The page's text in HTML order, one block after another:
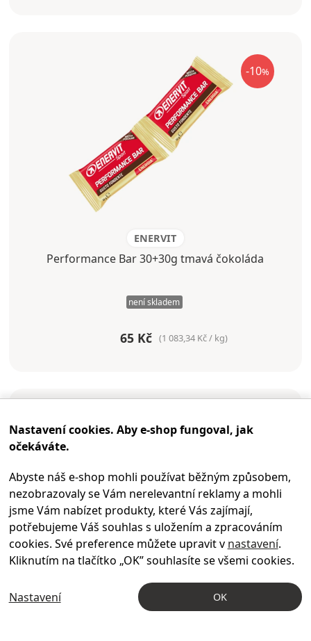
-10%
ENERVIT
Performance Bar 30+30g tmavá čokoláda
není skladem
65 Kč (1 083,34 Kč / kg)
-10
ENERVIT
Performance Bar 30+30g kakao
Nastavení cookies. Aby e-shop fungoval, jak
očekáváte.
Abyste náš e-shop mohli používat běžným způsobem,
nezobrazovaly se Vám nerelevantní reklamy a mohli
jsme Vám nabízet produkty, které Vás zajímají,
potřebujeme Váš souhlas s uložením a zpracováním
cookies. Své preference můžete upravit v nastavení.
Kliknutím na tlačítko „OK” souhlasíte se všemi cookies.
Nastavení OK